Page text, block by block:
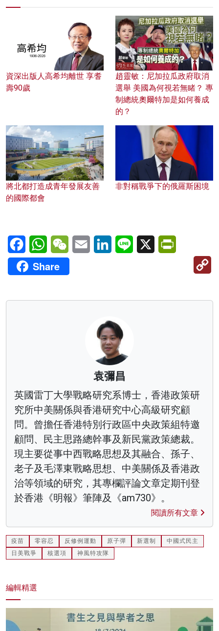
資深出版人高希均離世 享耆
壽90歲
趙靈敏：尼加拉瓜政府取消
選舉 美國為何視若無睹？ 專
制總統奧爾特加是如何養成
的？
將北都打造成青年發展友善
的國際都會
非對稱戰爭下的俄羅斯困境
FacebookWhatsAppWeChatEmail LinkedInLine X
Share
袁彌昌
英國雷丁大學戰略研究系博士，香港政策研
究所中美關係與香港研究中心高級研究顧
問。曾擔任香港特別行政區中央政策組特邀
顧問、民主思路總幹事及新民黨政策總裁。
現主要從事中西戰略思想及其融合、孫子、
老子及毛澤東戰略思想、中美關係及香港政
治等領域的研究，其專欄評論文章定期刊登
於香港《明報》筆陣及《am730》。
閱讀所有文章
疫苗 零容忍 反修例運動 原子彈 新選制
中國式民主
日美戰爭
核選項 神風特攻隊
編輯精選